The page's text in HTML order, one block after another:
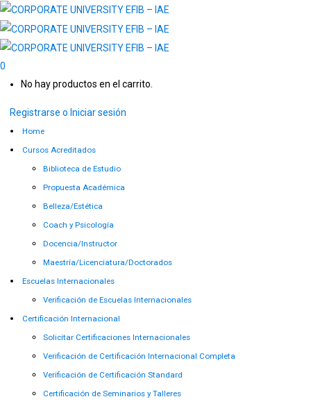
0
No hay productos en el carrito.
Registrarse o Iniciar sesión
Home
Cursos Acreditados
Biblioteca de Estudio
Propuesta Académica
Belleza/Estética
Coach y Psicología
Docencia/Instructor
Maestría/Licenciatura/Doctorados
Escuelas Internacionales
Verificación de Escuelas Internacionales
Certificación Internacional
Solicitar Certificaciones Internacionales
Verificación de Certificación Internacional Completa
Verificación de Certificación Standard
Certificación de Seminarios y Talleres